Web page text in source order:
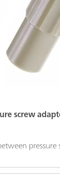
screw
pressure